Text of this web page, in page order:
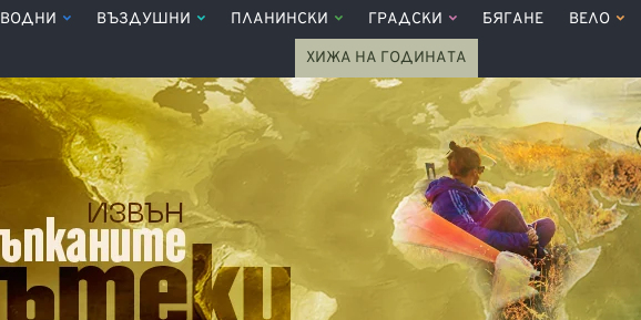
ВОДНИ ВЪЗДУШНИ ПЛАНИНСКИ ГРАДСКИ БЯГАНЕ ВЕЛО
ХИЖА НА ГОДИНАТА